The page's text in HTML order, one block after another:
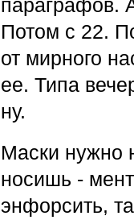
параграфов.
Потом с 22.
от мирного
ее. Типа
ну.
Маски нужно
носишь -
энфорсить,